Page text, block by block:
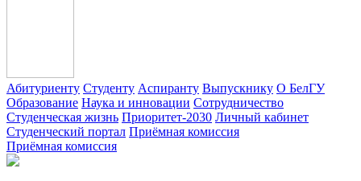
Абитуриенту Студенту Аспиранту Выпускнику О БелГУ
Образование Наука и инновации Сотрудничество
Студенческая жизнь Приоритет-2030 Личный кабинет
Студенческий портал Приёмная комиссия
Приёмная комиссия